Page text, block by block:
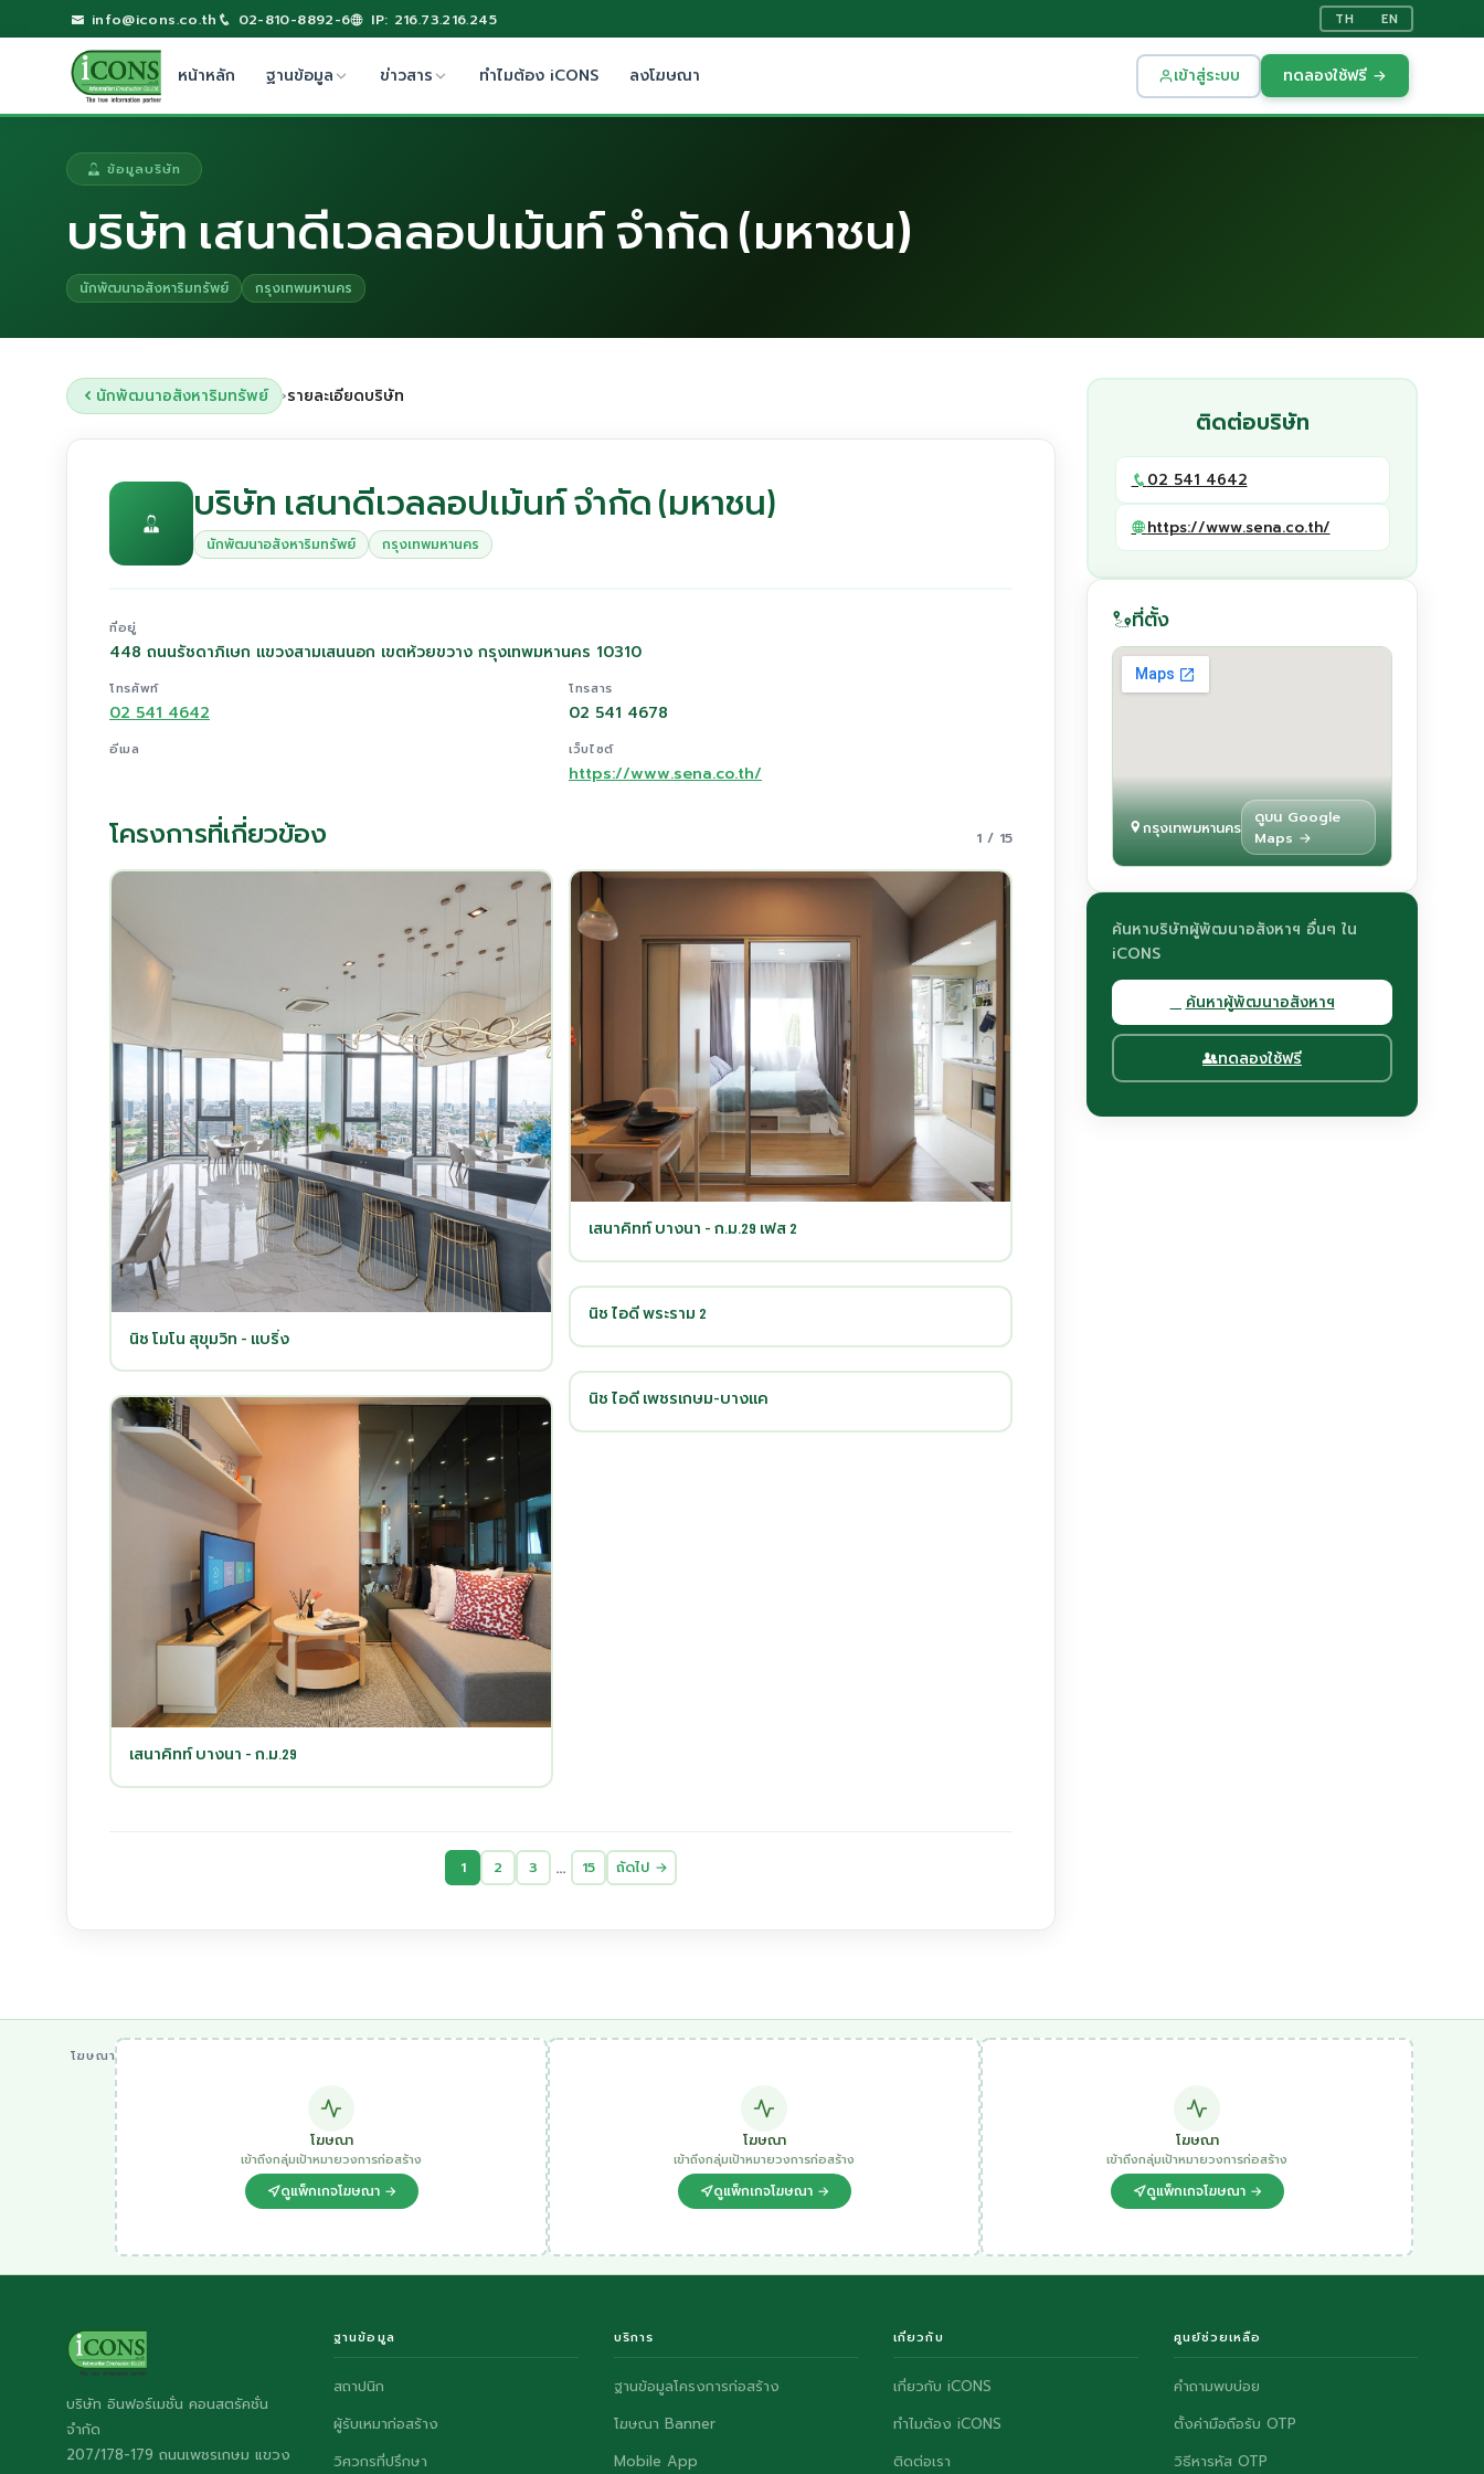
info@icons.co.th 02-810-8892-6 IP: 216.73.216.245 TH EN
หน้าหลัก ฐานข้อมูล ข่าวสาร ทำไมต้อง iCONS ลงโฆษณา เข้าสู่ระบบ ทดลองใช้ฟรี →
ข้อมูลบริษัท
บริษัท เสนาดีเวลลอปเม้นท์ จำกัด (มหาชน)
นักพัฒนาอสังหาริมทรัพย์ กรุงเทพมหานคร
นักพัฒนาอสังหาริมทรัพย์ ›รายละเอียดบริษัท
บริษัท เสนาดีเวลลอปเม้นท์ จำกัด (มหาชน)
นักพัฒนาอสังหาริมทรัพย์ กรุงเทพมหานคร
ที่อยู่
448 ถนนรัชดาภิเษก แขวงสามเสนนอก เขตห้วยขวาง กรุงเทพมหานคร 10310
โทรศัพท์
02 541 4642
โทรสาร
02 541 4678
อีเมล เว็บไซต์
https://www.sena.co.th/
โครงการที่เกี่ยวข้อง 1 / 15
นิช โมโน สุขุมวิท - แบริ่ง
เสนาคิทท์ บางนา - ก.ม.29
เสนาคิทท์ บางนา - ก.ม.29 เฟส 2
นิช ไอดี พระราม 2
นิช ไอดี เพชรเกษม-บางแค
1 2 3 … 15 ถัดไป →
ติดต่อบริษัท
02 541 4642
https://www.sena.co.th/
ที่ตั้ง
กรุงเทพมหานคร
ดูบน Google
Maps →
ค้นหาบริษัทผู้พัฒนาอสังหาฯ อื่นๆ ใน
iCONS
ค้นหาผู้พัฒนาอสังหาฯ
ทดลองใช้ฟรี
โฆษณา
โฆษณา
เข้าถึงกลุ่มเป้าหมายวงการก่อสร้าง
ดูแพ็กเกจโฆษณา →
โฆษณา
เข้าถึงกลุ่มเป้าหมายวงการก่อสร้าง
ดูแพ็กเกจโฆษณา →
โฆษณา
เข้าถึงกลุ่มเป้าหมายวงการก่อสร้าง
ดูแพ็กเกจโฆษณา →
บริษัท อินฟอร์เมชั่น คอนสตรัคชั่น
จำกัด
207/178-179 ถนนเพชรเกษม แขวง
ฐานข้อมูล
สถาปนิก
ผู้รับเหมาก่อสร้าง
วิศวกรที่ปรึกษา
บริการ
ฐานข้อมูลโครงการก่อสร้าง
โฆษณา Banner
Mobile App
เกี่ยวกับ
เกี่ยวกับ iCONS
ทำไมต้อง iCONS
ติดต่อเรา
ศูนย์ช่วยเหลือ
คำถามพบบ่อย
ตั้งค่ามือถือรับ OTP
วิธีหารหัส OTP